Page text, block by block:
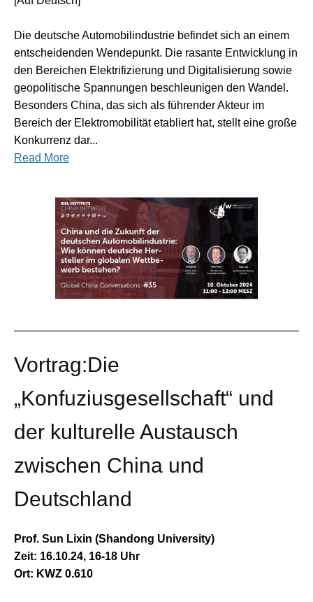
Die deutsche Automobilindustrie befindet sich an einem
entscheidenden Wendepunkt. Die rasante Entwicklung in
den Bereichen Elektrifizierung und Digitalisierung sowie
geopolitische Spannungen beschleunigen den Wandel.
Besonders China, das sich als führender Akteur im
Bereich der Elektromobilität etabliert hat, stellt eine große
Konkurrenz dar...
Read More
Vortrag:Die
„Konfuziusgesellschaft“ und
der kulturelle Austausch
zwischen China und
Deutschland
Prof. Sun Lixin (Shandong University)
Zeit: 16.10.24, 16-18 Uhr
Ort: KWZ 0.610